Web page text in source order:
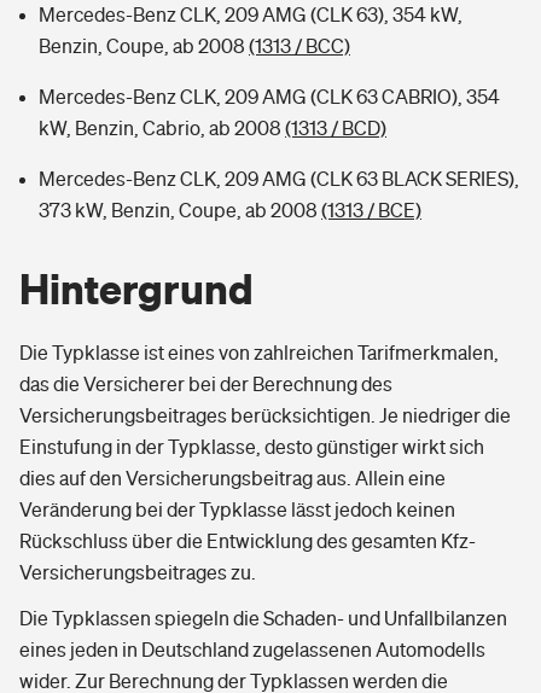
Mercedes-Benz CLK, 209 AMG (CLK 63), 354 kW,
Benzin, Coupe, ab 2008 (1313 / BCC)
Mercedes-Benz CLK, 209 AMG (CLK 63 CABRIO), 354
kW, Benzin, Cabrio, ab 2008 (1313 / BCD)
Mercedes-Benz CLK, 209 AMG (CLK 63 BLACK SERIES),
373 kW, Benzin, Coupe, ab 2008 (1313 / BCE)
Hintergrund
Die Typklasse ist eines von zahlreichen Tarifmerkmalen,
das die Versicherer bei der Berechnung des
Versicherungsbeitrages berücksichtigen. Je niedriger die
Einstufung in der Typklasse, desto günstiger wirkt sich
dies auf den Versicherungsbeitrag aus. Allein eine
Veränderung bei der Typklasse lässt jedoch keinen
Rückschluss über die Entwicklung des gesamten Kfz-
Versicherungsbeitrages zu.
Die Typklassen spiegeln die Schaden- und Unfallbilanzen
eines jeden in Deutschland zugelassenen Automodells
wider. Zur Berechnung der Typklassen werden die